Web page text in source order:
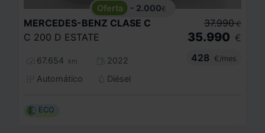
- 2.000€
MERCEDES-BENZ CLASE C
C 200 D ESTATE
67.654 km
2022
Automático
Diésel
37.990 €
35.990 €
428
€/mes
ECO